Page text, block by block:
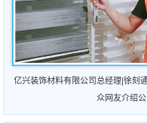
亿兴装饰材料有限公司总经理|徐刻
众网友介绍